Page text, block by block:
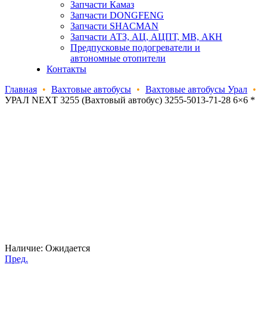
Запчасти Камаз
Запчасти DONGFENG
Запчасти SHACMAN
Запчасти АТЗ, АЦ, АЦПТ, МВ, АКН
Предпусковые подогреватели и
автономные отопители
Контакты
Главная • Вахтовые автобусы • Вахтовые автобусы Урал •
УРАЛ NEXT 3255 (Вахтовый автобус) 3255-5013-71-28 6×6 *
Наличие: Ожидается
Пред.